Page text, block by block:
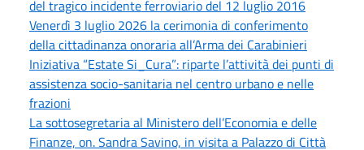
del tragico incidente ferroviario del 12 luglio 2016
Venerdì 3 luglio 2026 la cerimonia di conferimento
della cittadinanza onoraria all’Arma dei Carabinieri
Iniziativa “Estate Si_Cura”: riparte l’attività dei punti di
assistenza socio-sanitaria nel centro urbano e nelle
frazioni
La sottosegretaria al Ministero dell’Economia e delle
Finanze, on. Sandra Savino, in visita a Palazzo di Città